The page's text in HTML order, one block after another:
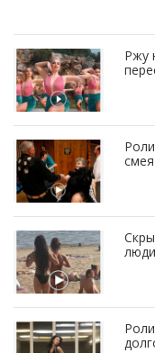
Ржу